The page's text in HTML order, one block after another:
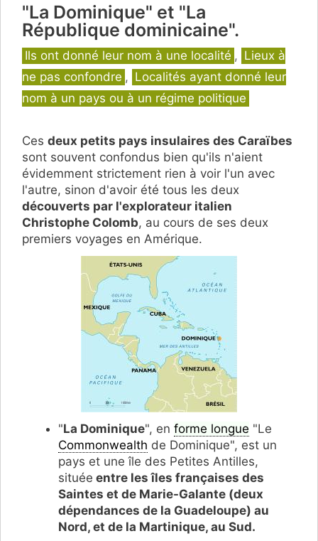
"La Dominique" et "La
République dominicaine".
Catégories
Ils ont donné leur nom à une localité , Lieux à
ne pas confondre , Localités ayant donné leur
nom à un pays ou à un régime politique
Ces deux petits pays insulaires des Caraïbes
sont souvent confondus bien qu'ils n'aient
évidemment strictement rien à voir l'un avec
l'autre, sinon d'avoir été tous les deux
découverts par l'explorateur italien
Christophe Colomb, au cours de ses deux
premiers voyages en Amérique.
"La Dominique", en forme longue "Le
Commonwealth de Dominique", est un
pays et une île des Petites Antilles,
située entre les îles françaises des
Saintes et de Marie-Galante (deux
dépendances de la Guadeloupe) au
Nord, et de la Martinique, au Sud.